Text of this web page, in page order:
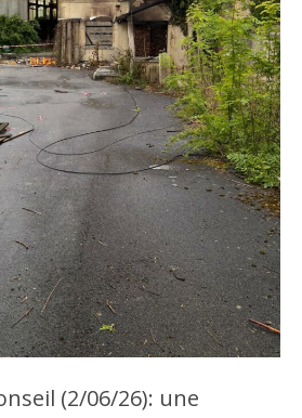
(2/06/26): une